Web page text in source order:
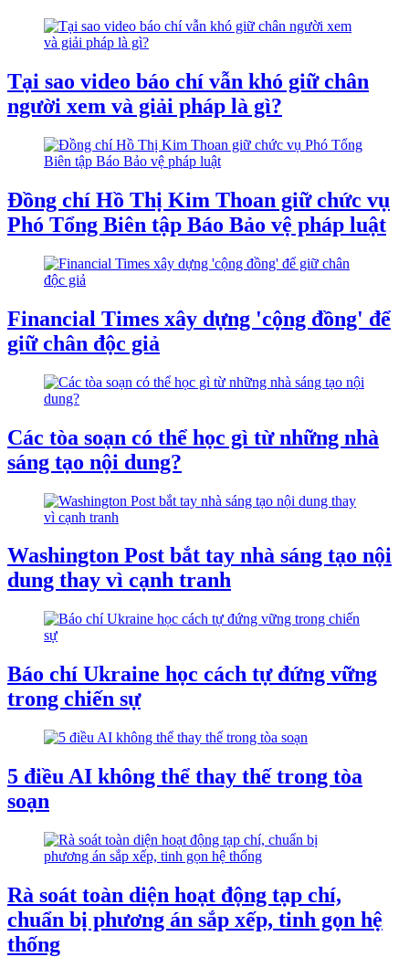
Tại sao video báo chí vẫn khó giữ chân
người xem và giải pháp là gì?
Đồng chí Hồ Thị Kim Thoan giữ chức vụ
Phó Tổng Biên tập Báo Bảo vệ pháp luật
Financial Times xây dựng 'cộng đồng' để
giữ chân độc giả
Các tòa soạn có thể học gì từ những nhà
sáng tạo nội dung?
Washington Post bắt tay nhà sáng tạo nội
dung thay vì cạnh tranh
Báo chí Ukraine học cách tự đứng vững
trong chiến sự
5 điều AI không thể thay thế trong tòa
soạn
Rà soát toàn diện hoạt động tạp chí,
chuẩn bị phương án sắp xếp, tinh gọn hệ
thống